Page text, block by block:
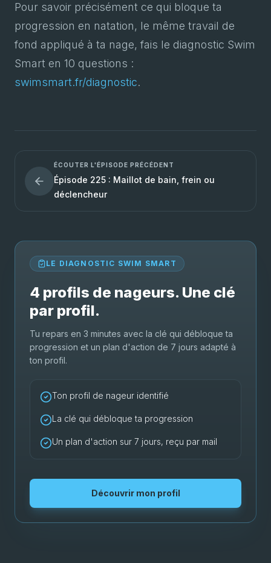
Pour savoir précisément ce qui bloque ta
progression en natation, le même travail de
fond appliqué à ta nage, fais le diagnostic Swim
Smart en 10 questions :
swimsmart.fr/diagnostic.
ÉCOUTER L'ÉPISODE PRÉCÉDENT
Épisode 225 : Maillot de bain, frein ou
déclencheur
LE DIAGNOSTIC SWIM SMART
4 profils de nageurs. Une clé
par profil.
Tu repars en 3 minutes avec la clé qui débloque ta
progression et un plan d'action de 7 jours adapté à
ton profil.
Ton profil de nageur identifié
La clé qui débloque ta progression
Un plan d'action sur 7 jours, reçu par mail
Découvrir mon profil